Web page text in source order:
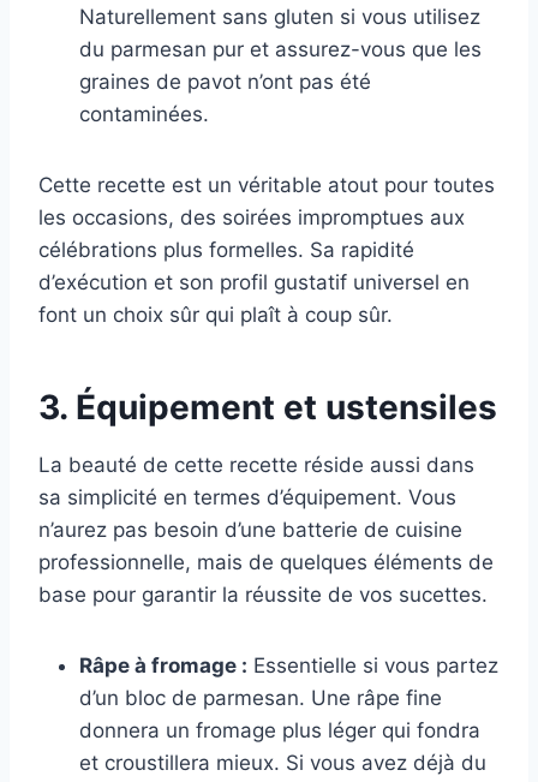
Naturellement sans gluten si vous utilisez
du parmesan pur et assurez-vous que les
graines de pavot n’ont pas été
contaminées.
Cette recette est un véritable atout pour toutes
les occasions, des soirées impromptues aux
célébrations plus formelles. Sa rapidité
d’exécution et son profil gustatif universel en
font un choix sûr qui plaît à coup sûr.
3. Équipement et ustensiles
La beauté de cette recette réside aussi dans
sa simplicité en termes d’équipement. Vous
n’aurez pas besoin d’une batterie de cuisine
professionnelle, mais de quelques éléments de
base pour garantir la réussite de vos sucettes.
Râpe à fromage : Essentielle si vous partez
d’un bloc de parmesan. Une râpe fine
donnera un fromage plus léger qui fondra
et croustillera mieux. Si vous avez déjà du